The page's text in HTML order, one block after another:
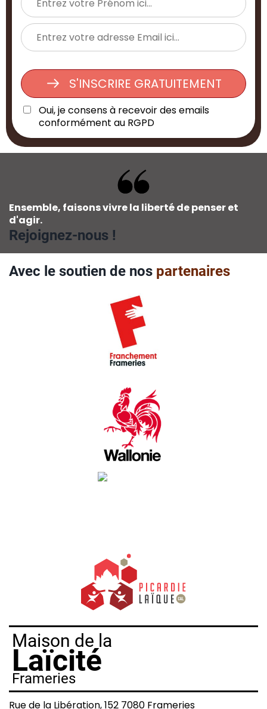
S'INSCRIRE GRATUITEMENT
Oui, je consens à recevoir des emails
conformément au RGPD
Ensemble, faisons vivre la liberté de penser et
d'agir.
Rejoignez-nous !
Avec le soutien de nos partenaires
Maison de la
Laïcité
Frameries
Rue de la Libération, 152 7080 Frameries